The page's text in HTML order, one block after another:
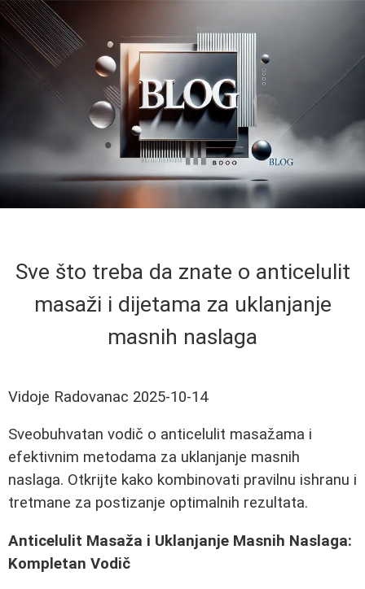
Sve što treba da znate o anticelulit
masaži i dijetama za uklanjanje
masnih naslaga
Vidoje Radovanac 2025-10-14
Sveobuhvatan vodič o anticelulit masažama i
efektivnim metodama za uklanjanje masnih
naslaga. Otkrijte kako kombinovati pravilnu ishranu i
tretmane za postizanje optimalnih rezultata.
Anticelulit Masaža i Uklanjanje Masnih Naslaga:
Kompletan Vodič